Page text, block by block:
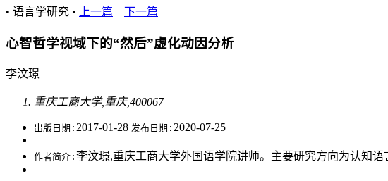
• 语言学研究 • 上一篇 下一篇
心智哲学视域下的“然后”虚化动因分析
李汶璟
重庆工商大学,重庆,400067
出版日期: 2017-01-28 发布日期: 2020-07-25
作者简介: 李汶璟,重庆工商大学外国语学院讲师。主要研究方向为认知语